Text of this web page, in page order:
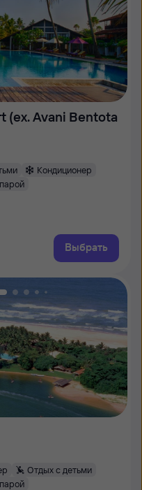
(ex. Avani Bentota
Кондиционер
Выбрать
Отдых с детьми